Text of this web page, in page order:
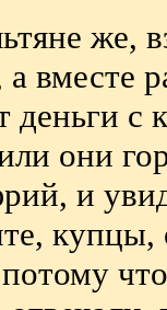
же,
а вместе
деньги с
они
и
купцы,